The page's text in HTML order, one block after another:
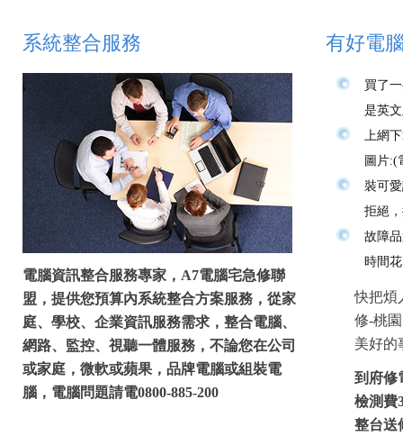
系統整合服務
電腦資訊整合服務專家，A7電腦宅急修聯
盟，提供您預算內系統整合方案服務，從家
庭、學校、企業資訊服務需求，整合電腦、
網路、監控、視聽一體服務，不論您在公司
或家庭，微軟或蘋果，品牌電腦或組裝電
腦，電腦問題請電0800-885-200
有好電
買了
是英
上網
圖片:(
裝可
拒絕
故障
時間
快把煩
修-桃
美好的
到府修
檢測費
整台送